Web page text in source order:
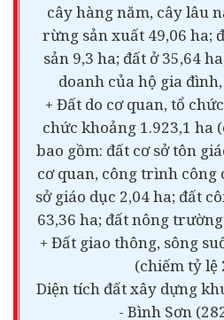
cây hàng năm, cây lâu
rừng sản xuất 49,06 ha;
sản 9,3 ha; đất ở 35,64
doanh của hộ gia
+ Đất do cơ quan, tổ
chức khoảng 1.923,1 ha
bao gồm: đất cơ sở tôn
cơ quan, công trình công
sở giáo dục 2,04 ha; đất
63,36 ha; đất nông
+ Đất giao thông, sông
(chiếm tỷ lệ
Diện tích đất xây dựng
- Bình Sơn